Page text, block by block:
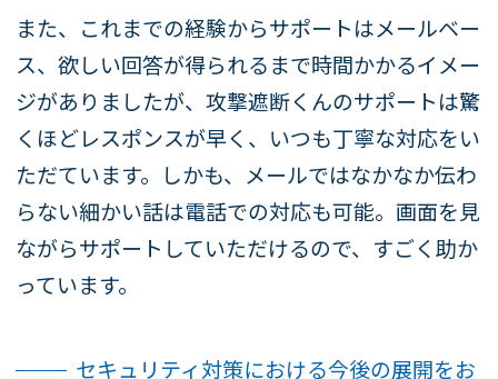
また、これまでの経験からサポートはメールベー
ス、欲しい回答が得られるまで時間かかるイメー
ジがありましたが、攻撃遮断くんのサポートは驚
くほどレスポンスが早く、いつも丁寧な対応をい
ただています。しかも、メールではなかなか伝わ
らない細かい話は電話での対応も可能。画面を見
ながらサポートしていただけるので、すごく助か
っています。
セキュリティ対策における今後の展開をお